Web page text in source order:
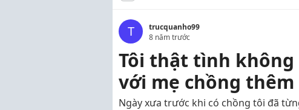
T
trucquanho99
8 năm trước
Tôi thật tình không
với mẹ chồng
Ngày xưa trước khi có chồng tôi đã